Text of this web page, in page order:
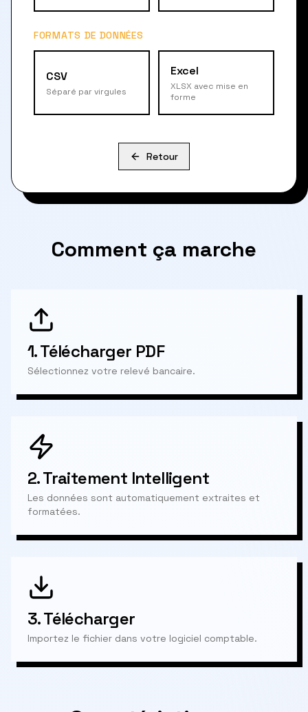
FORMATS DE DONNÉES
CSV
Séparé par virgules
Excel
XLSX avec mise en
forme
Retour
Comment ça marche
1.Télécharger PDF
Sélectionnez votre relevé bancaire.
2.Traitement Intelligent
Les données sont automatiquement extraites et
formatées.
3.Télécharger
Importez le fichier dans votre logiciel comptable.